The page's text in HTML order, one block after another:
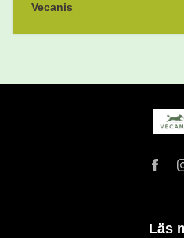
Vecanis
Läs